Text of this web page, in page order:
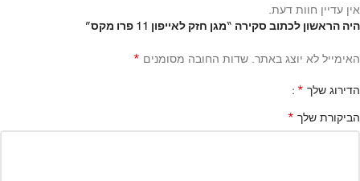
אין עדיין חוות דעת.
היה הראשון לכתוב סקירה “מגן חזק לאייפון 11 פרו מקס”
האימייל לא יוצג באתר. שדות החובה מסומנים *
הדירוג שלך *
הביקורת שלך *